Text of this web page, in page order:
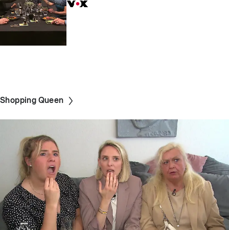
Shopping Queen